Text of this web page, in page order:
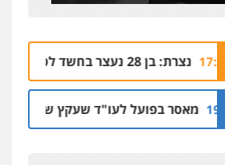
נצרת: בן 28 נעצר בחשד לסחיטה באיומים מטלפון שאינו שלו
מאסר בפועל לעו"ד שעקץ שני מיליון